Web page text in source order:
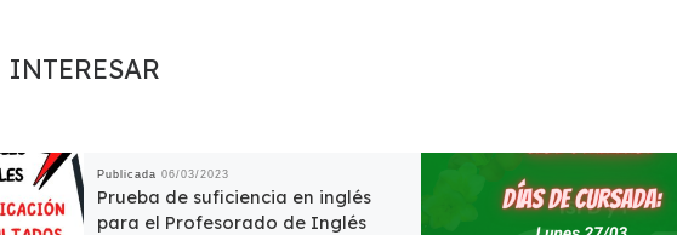
INTERESAR
Publicada 06/03/2023
Prueba de suficiencia en inglés
para el Profesorado de Inglés